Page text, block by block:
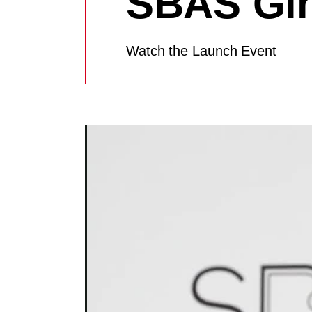
Watch the Launch Event